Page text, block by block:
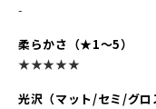
-
柔らかさ（★1〜5）
★★★★★
光沢（マット/セミ/グロ